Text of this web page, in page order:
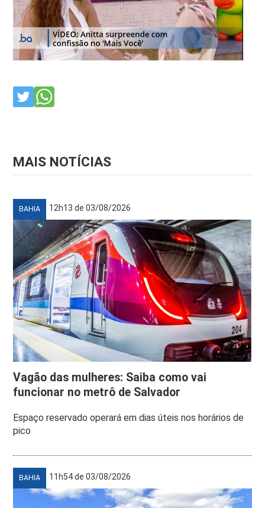
MAIS NOTÍCIAS
BAHIA 12h13 de 03/08/2026
Vagão das mulheres: Saiba como vai
funcionar no metrô de Salvador
Espaço reservado operará em dias úteis nos horários de
pico
BAHIA 11h54 de 03/08/2026